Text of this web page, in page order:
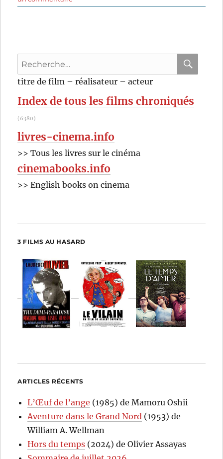
Frankenstein
Recherche
pour
titre de film – réalisateur – acteur
Index de tous les films chroniqués
(6380)
livres-cinema.info
>> Tous les livres sur le cinéma
cinemabooks.info
>> English books on cinema
3 FILMS AU HASARD
ARTICLES RÉCENTS
L’Œuf de l’ange (1985) de Mamoru Oshii
Aventure dans le Grand Nord (1953) de
William A. Wellman
Hors du temps (2024) de Olivier Assayas